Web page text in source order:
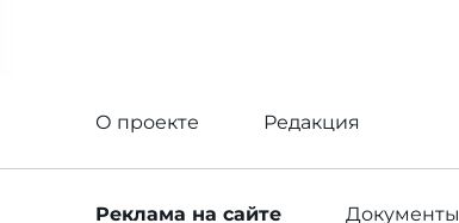
О проекте Редакция
Реклама на сайте Документы